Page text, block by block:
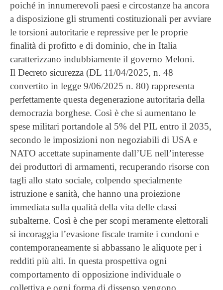
poiché in innumerevoli paesi e circostanze ha ancora
a disposizione gli strumenti costituzionali per avviare
le torsioni autoritarie e repressive per le proprie
finalità di profitto e di dominio, che in Italia
caratterizzano indubbiamente il governo Meloni.
Il Decreto sicurezza (DL 11/04/2025, n. 48
convertito in legge 9/06/2025 n. 80) rappresenta
perfettamente questa degenerazione autoritaria della
democrazia borghese. Così è che si aumentano le
spese militari portandole al 5% del PIL entro il 2035,
secondo le imposizioni non negoziabili di USA e
NATO accettate supinamente dall’UE nell’interesse
dei produttori di armamenti, recuperando risorse con
tagli allo stato sociale, colpendo specialmente
istruzione e sanità, che hanno una proiezione
immediata sulla qualità della vita delle classi
subalterne. Così è che per scopi meramente elettorali
si incoraggia l’evasione fiscale tramite i condoni e
contemporaneamente si abbassano le aliquote per i
redditi più alti. In questa prospettiva ogni
comportamento di opposizione individuale o